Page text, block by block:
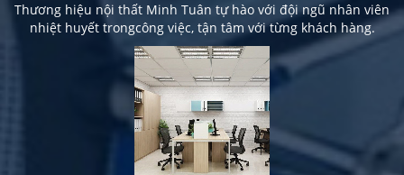
Thương hiệu nội thất Minh Tuân tự hào với đội ngũ nhân viên
nhiệt huyết trongcông việc, tận tâm với từng khách hàng.